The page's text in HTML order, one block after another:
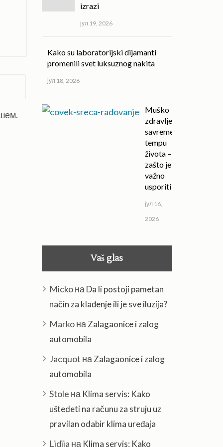
izrazi
јул 19, 2026
Kako su laboratorijski dijamanti
promenili svet luksuznog nakita
јул 18, 2026
Muško
zdravlje u
savremenom
tempu
života –
zašto je
važno
usporiti
јул 16,
2026
Vaš glas
Mickoна Da li postoji pametan
način za klađenje ili je sve iluzija?
Markoна Zalagaonice i zalog
automobila
Jacquot на Zalagaonice i zalog
automobila
Stole на Klima servis: Kako
uštedeti na računu za struju uz
pravilan odabir klima uređaja
Lidija на Klima servis: Kako